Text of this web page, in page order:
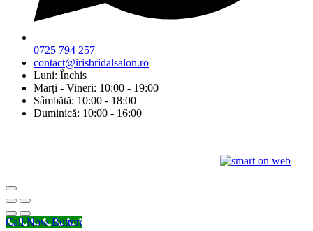
0725 794 257
contact@irisbridalsalon.ro
Luni: Închis
Marți - Vineri: 10:00 - 19:00
Sâmbătă: 10:00 - 18:00
Duminică: 10:00 - 16:00
Call Now Button